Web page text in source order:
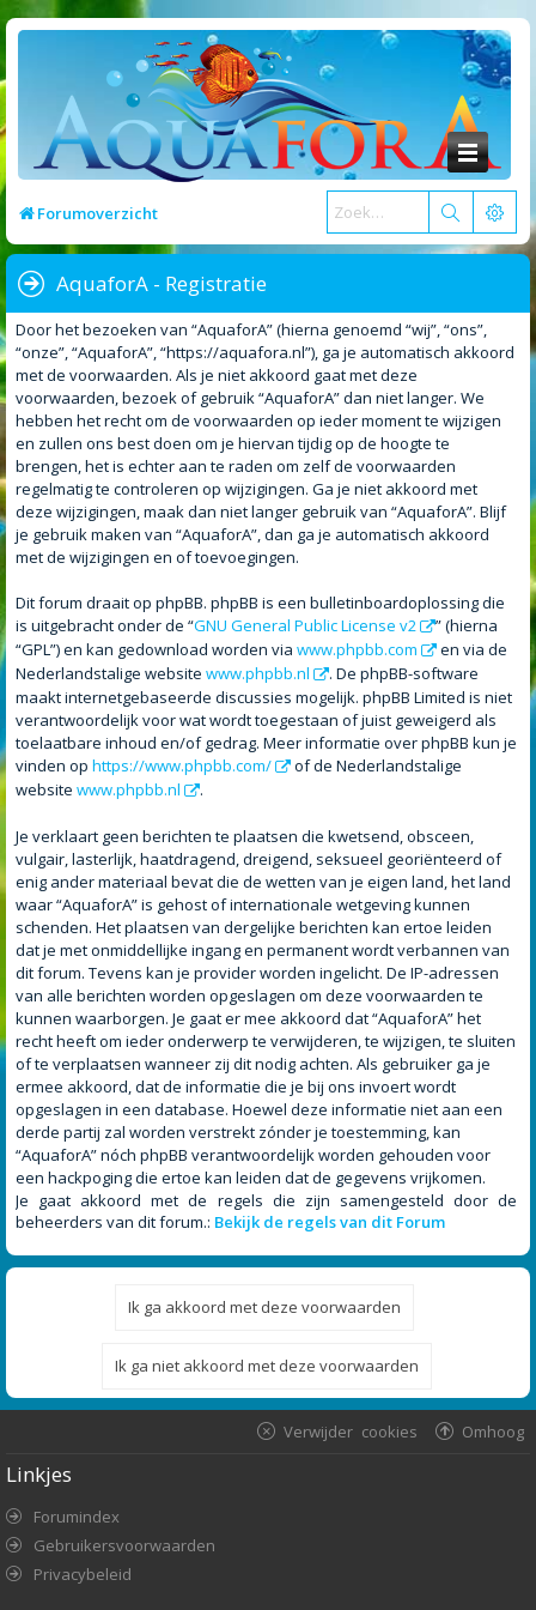
Forumoverzicht
AquaforA - Registratie
Door het bezoeken van “AquaforA” (hierna genoemd “wij”, “ons”,
“onze”, “AquaforA”, “https://aquafora.nl”), ga je automatisch akkoord
met de voorwaarden. Als je niet akkoord gaat met deze
voorwaarden, bezoek of gebruik “AquaforA” dan niet langer. We
hebben het recht om de voorwaarden op ieder moment te wijzigen
en zullen ons best doen om je hiervan tijdig op de hoogte te
brengen, het is echter aan te raden om zelf de voorwaarden
regelmatig te controleren op wijzigingen. Ga je niet akkoord met
deze wijzigingen, maak dan niet langer gebruik van “AquaforA”. Blijf
je gebruik maken van “AquaforA”, dan ga je automatisch akkoord
met de wijzigingen en of toevoegingen.
Dit forum draait op phpBB. phpBB is een bulletinboardoplossing die
is uitgebracht onder de “GNU General Public License v2
” (hierna
“GPL”) en kan gedownload worden via www.phpbb.com
en via de
Nederlandstalige website www.phpbb.nl
. De phpBB-software
maakt internetgebaseerde discussies mogelijk. phpBB Limited is niet
verantwoordelijk voor wat wordt toegestaan of juist geweigerd als
toelaatbare inhoud en/of gedrag. Meer informatie over phpBB kun je
vinden op https://www.phpbb.com/
of de Nederlandstalige
website www.phpbb.nl .
Je verklaart geen berichten te plaatsen die kwetsend, obsceen,
vulgair, lasterlijk, haatdragend, dreigend, seksueel georiënteerd of
enig ander materiaal bevat die de wetten van je eigen land, het land
waar “AquaforA” is gehost of internationale wetgeving kunnen
schenden. Het plaatsen van dergelijke berichten kan ertoe leiden
dat je met onmiddellijke ingang en permanent wordt verbannen van
dit forum. Tevens kan je provider worden ingelicht. De IP-adressen
van alle berichten worden opgeslagen om deze voorwaarden te
kunnen waarborgen. Je gaat er mee akkoord dat “AquaforA” het
recht heeft om ieder onderwerp te verwijderen, te wijzigen, te sluiten
of te verplaatsen wanneer zij dit nodig achten. Als gebruiker ga je
ermee akkoord, dat de informatie die je bij ons invoert wordt
opgeslagen in een database. Hoewel deze informatie niet aan een
derde partij zal worden verstrekt zónder je toestemming, kan
“AquaforA” nóch phpBB verantwoordelijk worden gehouden voor
een hackpoging die ertoe kan leiden dat de gegevens vrijkomen.
Je gaat akkoord met de regels die zijn samengesteld door de
beheerders van dit forum.: Bekijk de regels van dit Forum
Omhoog
Verwijder cookies
Linkjes
Forumindex
Gebruikersvoorwaarden
Privacybeleid